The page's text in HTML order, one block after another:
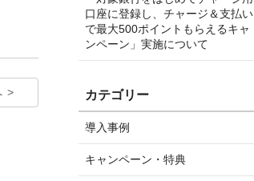
口座に登録し、チャージ＆支払い
で最大500ポイントもらえるキャ
ンペーン」実施について
カテゴリー
導入事例
キャンペーン・特典